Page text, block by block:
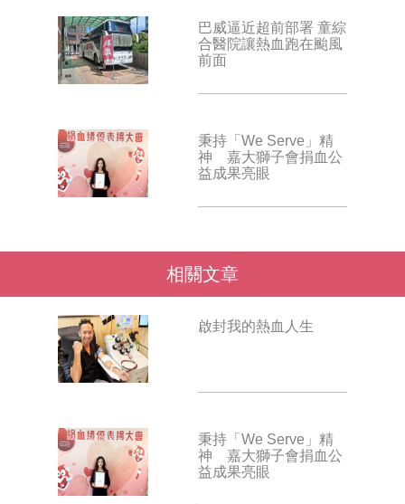
巴威逼近超前部署 童綜
合醫院讓熱血跑在颱風
前面
秉持「We Serve」精
神 嘉大獅子會捐血公
益成果亮眼
相關文章
啟封我的熱血人生
秉持「We Serve」精
神 嘉大獅子會捐血公
益成果亮眼